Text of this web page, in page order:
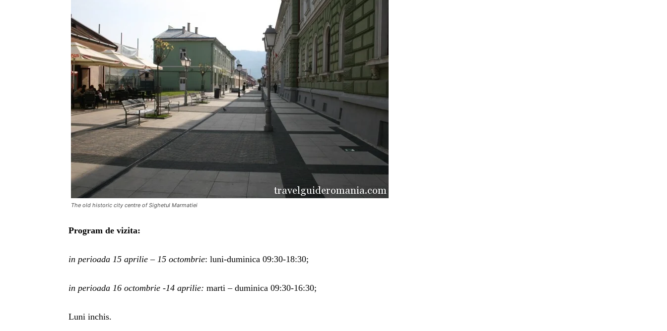
The old historic city centre of Sighetul Marmatiei
Program de vizita:
in perioada 15 aprilie – 15 octombrie: luni-duminica 09:30-18:30;
in perioada 16 octombrie -14 aprilie: marti – duminica 09:30-16:30;
Luni inchis.